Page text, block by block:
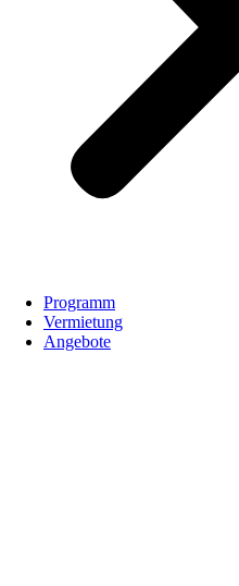
Programm
Vermietung
Angebote